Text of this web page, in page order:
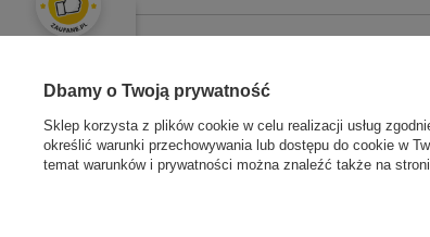
Świetnie
Łącznie opinii:
133 opinii
ZAMÓWIENIA
Status zamówienia
Śledzenie przesyłki
Dbamy o Twoją prywatność
Sklep korzysta z plików cookie w celu realizacji usług
określić warunki przechowywania lub dostępu do cookie w
temat warunków i prywatności można znaleźć także na